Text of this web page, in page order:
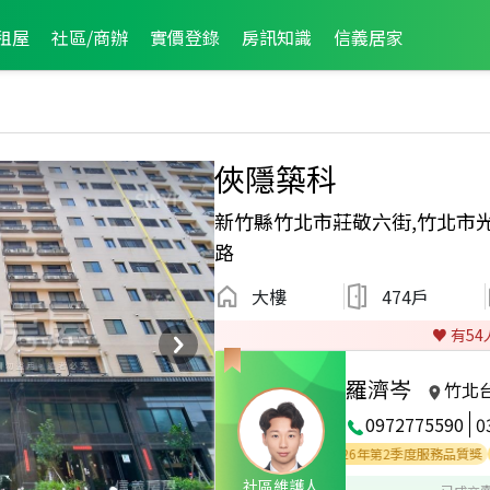
屋 社區/商辦 實價登錄 房訊知識 信義居家
俠隱築科
新竹縣竹北市莊敬六街,竹北市
路
大樓 474戶
♥️ 有54
社區維護人
羅濟岑
竹北
0972775590
人員 2025年1月業績破三百萬經紀人員 2026年第2季度服務品質獎